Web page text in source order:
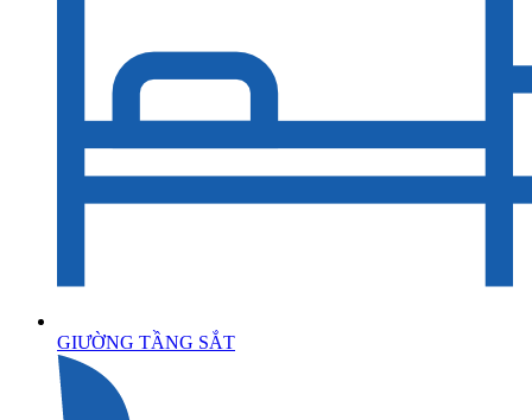
GIƯỜNG TẦNG SẮT